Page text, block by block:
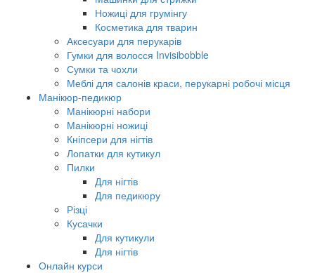
Ножиці для грумінгу
Косметика для тварин
Аксесуари для перукарів
Гумки для волосся Invisibobble
Сумки та чохли
Меблі для салонів краси, перукарні робочі місця
Манікюр-педикюр
Манікюрні набори
Манікюрні ножиці
Кніпсери для нігтів
Лопатки для кутикул
Пилки
Для нігтів
Для педикюру
Різці
Кусачки
Для кутикули
Для нігтів
Онлайн курси